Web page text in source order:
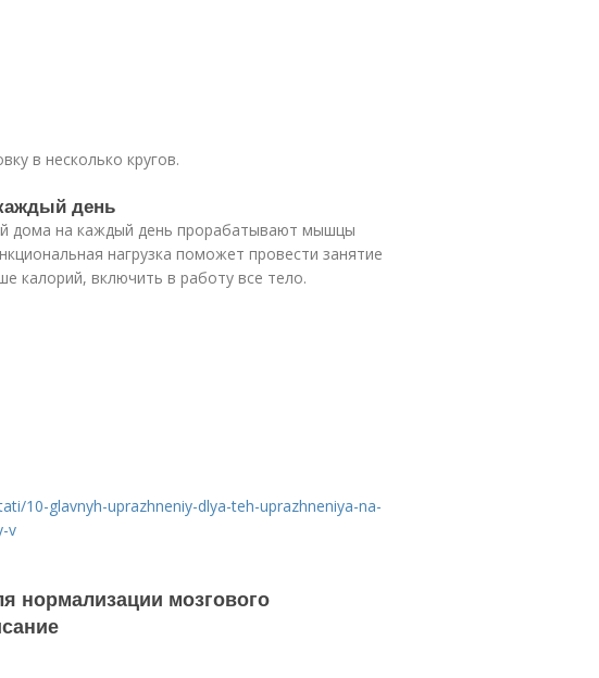
в несколько кругов.
день
дома на каждый день прорабатывают мышцы
нагрузка поможет провести занятие
калорий, включить в работу все тело.
10-glavnyh-uprazhneniy-dlya-teh-uprazhneniya-na-
v
нормализации мозгового